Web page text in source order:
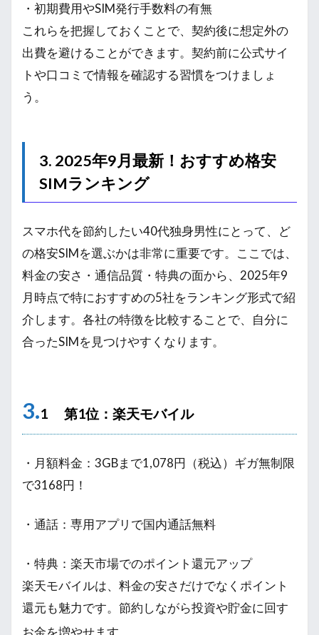
・初期費用やSIM発行手数料の有無
これらを把握しておくことで、契約後に想定外の
出費を避けることができます。契約前に公式サイ
トや口コミで情報を確認する習慣をつけましょ
う。
3. 2025年9月最新！おすすめ格安
SIMランキング
スマホ代を節約したい40代独身男性にとって、ど
の格安SIMを選ぶかは非常に重要です。ここでは、
料金の安さ・通信品質・特典の面から、2025年9
月時点で特におすすめの5社をランキング形式で紹
介します。各社の特徴を比較することで、自分に
合ったSIMを見つけやすくなります。
3.1 第1位：楽天モバイル
・月額料金：3GBまで1,078円（税込）ギガ無制限
で3168円！
・通話：専用アプリで国内通話無料
・特典：楽天市場でのポイント還元アップ
楽天モバイルは、料金の安さだけでなくポイント
還元も魅力です。節約しながら投資や貯金に回す
お金を増やせます。